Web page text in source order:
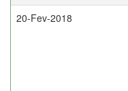
20-Fev-2018